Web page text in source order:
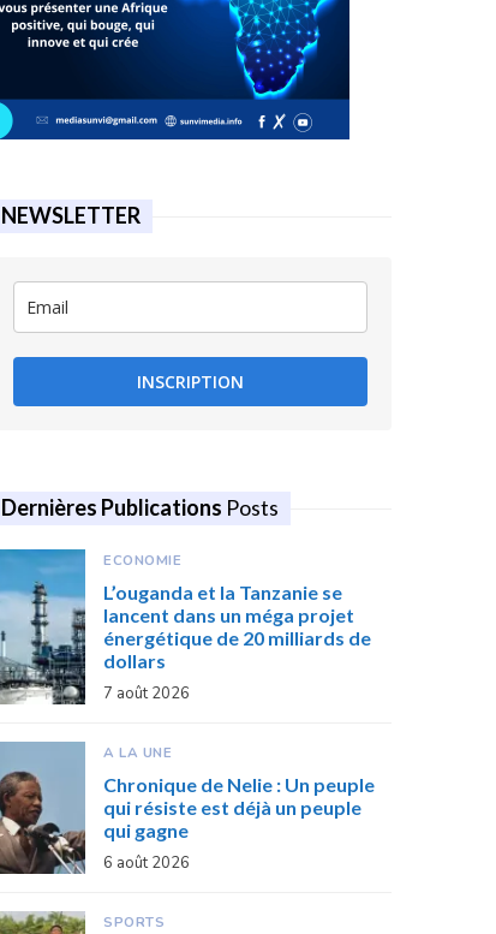
NEWSLETTER
INSCRIPTION
Dernières Publications Posts
ECONOMIE
L’ouganda et la Tanzanie se
lancent dans un méga projet
énergétique de 20 milliards de
dollars
7 août 2026
A LA UNE
Chronique de Nelie : Un peuple
qui résiste est déjà un peuple
qui gagne
6 août 2026
SPORTS